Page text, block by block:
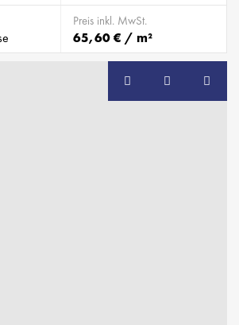
Preis inkl. MwSt.
65,60 € / m²